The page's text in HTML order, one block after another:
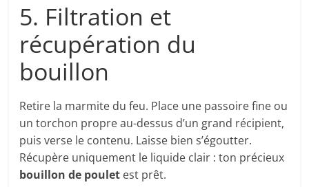
5. Filtration et
récupération du
bouillon
Retire la marmite du feu. Place une passoire fine ou
un torchon propre au-dessus d’un grand récipient,
puis verse le contenu. Laisse bien s’égoutter.
Récupère uniquement le liquide clair : ton précieux
bouillon de poulet est prêt.